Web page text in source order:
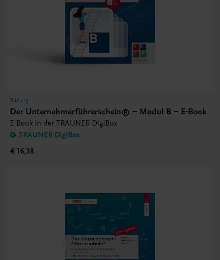
Bildung
Der Unternehmerführerschein® – Modul B – E-Book
E-Book in der TRAUNER-DigiBox
TRAUNER-DigiBox
€ 16,38